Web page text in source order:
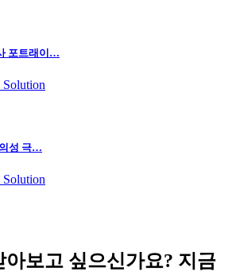
포트래이…
성 극…
보고 싶으신가요? 지금